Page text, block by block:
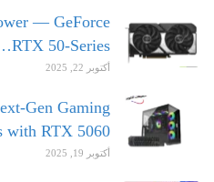
— GeForce
RTX 50-Series…
أكتوبر 22, 2025
Gen Gaming
with RTX 5060…
أكتوبر 19, 2025